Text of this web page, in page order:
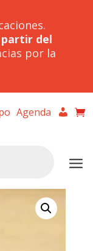
partir del
por la
Agenda